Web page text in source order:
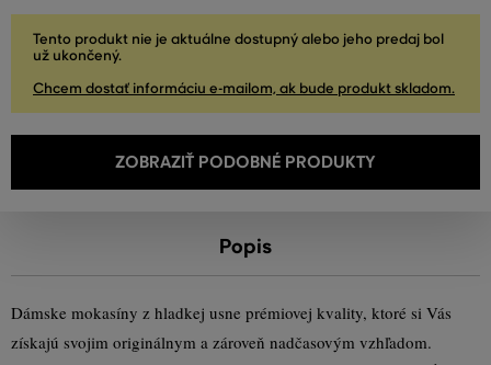
Tento produkt nie je aktuálne dostupný alebo jeho predaj bol
už ukončený.
Chcem dostať informáciu e-mailom, ak bude produkt skladom.
ZOBRAZIŤ PODOBNÉ PRODUKTY
Popis
Dámske mokasíny z hladkej usne prémiovej kvality, ktoré si Vás
získajú svojim originálnym a zároveň nadčasovým vzhľadom.